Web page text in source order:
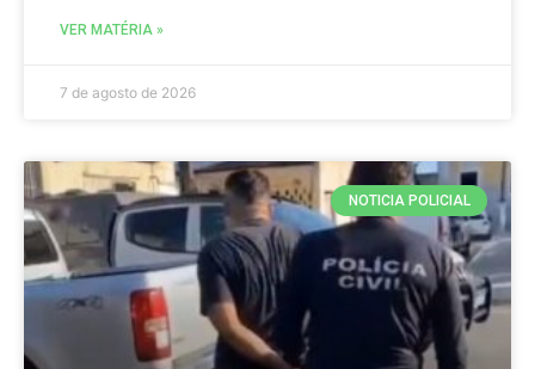
VER MATÉRIA »
7 de agosto de 2026
NOTICIA POLICIAL